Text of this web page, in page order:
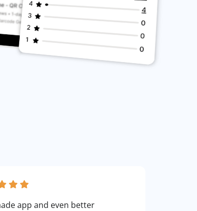
app and even better